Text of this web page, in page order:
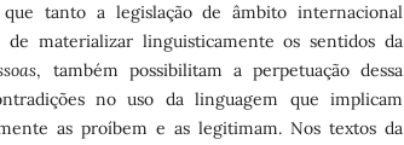
que tanto a legislação de âmbito internacional
materializar linguisticamente os sentidos da
, também possibilitam a perpetuação dessa
no uso da linguagem que implicam
as proíbem e as legitimam. Nos textos da